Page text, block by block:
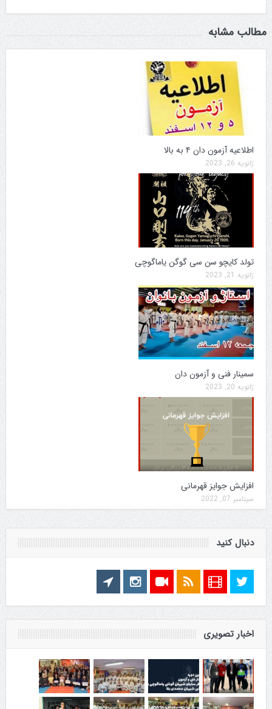
مطالب مشابه
اطلاعیه آزمون دان ۴ به بالا
ژانویه 26, 2023
تولد کایچو سن سی گوگن یاماگوچی
ژانویه 21, 2023
سمینار فنی و آزمون دان
ژانویه 20, 2023
افزایش جوایز قهرمانی
سپتامبر 07, 2022
دنبال کنید
اخبار تصویری